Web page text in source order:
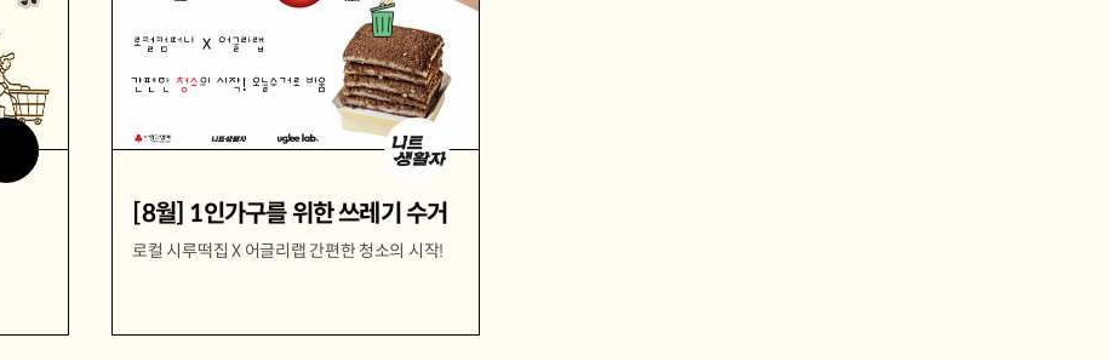
[8월] 1인가구를 위한 쓰레기 수거
로컬 시루떡집 X 어글리랩 간편한 청소의 시작!